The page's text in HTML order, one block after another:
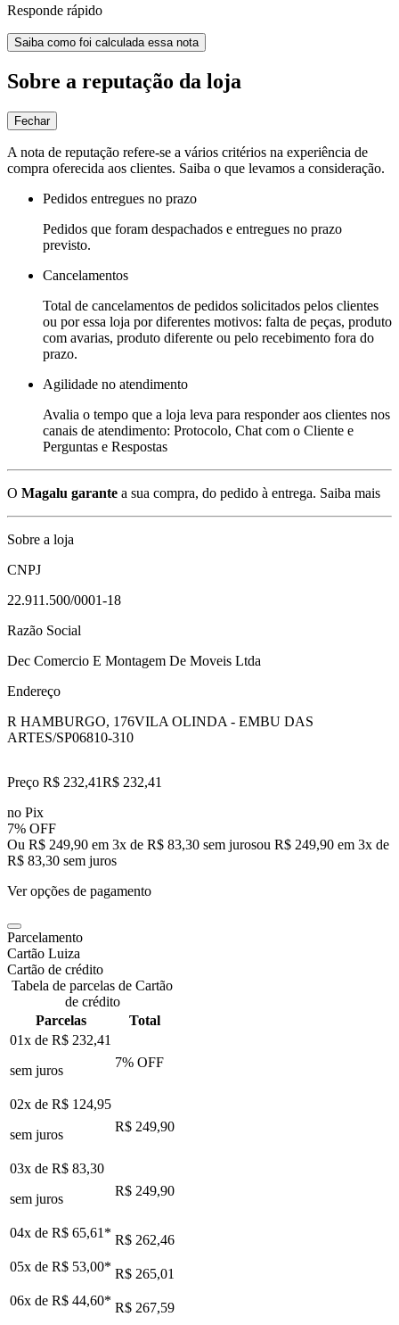
Responde rápido
Saiba como foi calculada essa nota
Sobre a reputação da loja
Fechar
A nota de reputação refere-se a vários critérios na experiência de
compra oferecida aos clientes. Saiba o que levamos a consideração.
Pedidos entregues no prazo
Pedidos que foram despachados e entregues no prazo
previsto.
Cancelamentos
Total de cancelamentos de pedidos solicitados pelos clientes
ou por essa loja por diferentes motivos: falta de peças, produto
com avarias, produto diferente ou pelo recebimento fora do
prazo.
Agilidade no atendimento
Avalia o tempo que a loja leva para responder aos clientes nos
canais de atendimento: Protocolo, Chat com o Cliente e
Perguntas e Respostas
O Magalu garante a sua compra, do pedido à entrega. Saiba mais
Sobre a loja
CNPJ
22.911.500/0001-18
Razão Social
Dec Comercio E Montagem De Moveis Ltda
Endereço
R HAMBURGO, 176VILA OLINDA - EMBU DAS
ARTES/SP06810-310
Preço R$ 232,41R$ 232,41
no Pix
7% OFF
Ou R$ 249,90 em 3x de R$ 83,30 sem jurosou R$ 249,90 em 3x de
R$ 83,30 sem juros
Ver opções de pagamento
Parcelamento
Cartão Luiza
Cartão de crédito
Tabela de parcelas de Cartão
de crédito
Parcelas
Total
01x de R$ 232,41
sem juros
7% OFF
02x de R$ 124,95
sem juros
R$ 249,90
03x de R$ 83,30
sem juros
R$ 249,90
04x de R$ 65,61 * R$ 262,46
05x de R$ 53,00* R$ 265,01
06x de R$ 44,60* R$ 267,59